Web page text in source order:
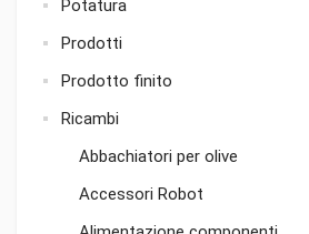
Potatura
Prodotti
Prodotto finito
Ricambi
Abbachiatori per olive
Accessori Robot